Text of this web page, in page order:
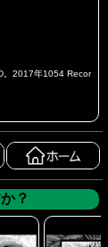
。2017年1054 Recor
？